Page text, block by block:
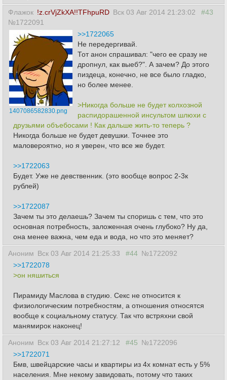
Флажок !z.crVjZkXA!!TFhpuRD Вск 03 Авг 2014 21:23:02
#43
№1722091
1407086582830.png
>>1722065
Не передергивай.
Тот анон спрашивал: "чего ее сразу не
дропнул, как выеб?". А зачем? До этого
пиздеца, конечно, не все было гладко,
но более менее.
>Никогда больше не будет колхозной
распидорашенной инсультом шлюхи с
друзьями объебосами ! Как дальше жить-то теперь ?
Никогда больше не будет девушки. Точнее это
маловероятно, но я уверен, что все же будет.
>>1722063
Будет. Уже не девственник. (это вообще вопрос 2-3к
рублей)
>>1722087
Зачем ты это делаешь? Зачем ты споришь с тем, что это
основная потребность, заложенная очень глубоко? Ну да,
она менее важна, чем еда и вода, но что это меняет?
Аноним Вск 03 Авг 2014 21:25:33 #44 №1722092
>>1722078
>он няшиться
Пирамиду Маслова в студию. Секс не относится к
физиологическим потребностям, а отношения относятся
вообще к социальному статусу. Так что встряхни свой
манямирок наконец!
Аноним Вск 03 Авг 2014 21:27:12 #45 №1722096
>>1722071
Бмв, швейцарские часы и квартиры из 4х комнат есть у 5%
населения. Мне некому завидовать, потому что таких